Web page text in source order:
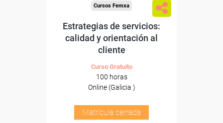
Cursos Femxa
Estrategias de servicios:
calidad y orientación al
cliente
Curso Gratuito
100 horas
Online (Galicia )
Matrícula cerrada